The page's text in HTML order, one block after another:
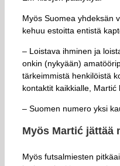
Myös Suomea yhdeksän
kehuu estoitta entistä
– Loistava ihminen ja
onkin (nykyään)
tärkeimmistä henkilöistä
kontaktit kaikkialle, Martić
– Suomen numero yksi
Myös Martić jättää
Myös futsalmiesten